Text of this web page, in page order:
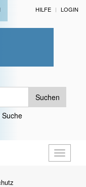
HILFE LOGIN
Suchen
Suche
öffnen